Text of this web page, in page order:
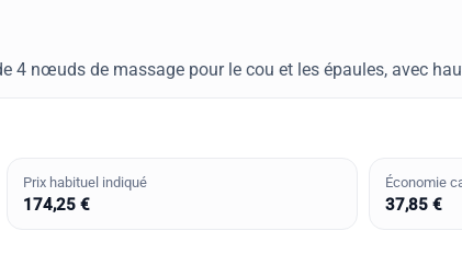
4 nœuds de massage pour le cou et les épaules, avec
Prix habituel indiqué
174,25 €
Économie
37,85 €